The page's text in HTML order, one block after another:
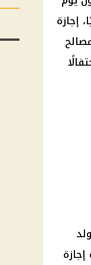
يوافق 12 ربيع الأول 1447 هجريًا، إجازة